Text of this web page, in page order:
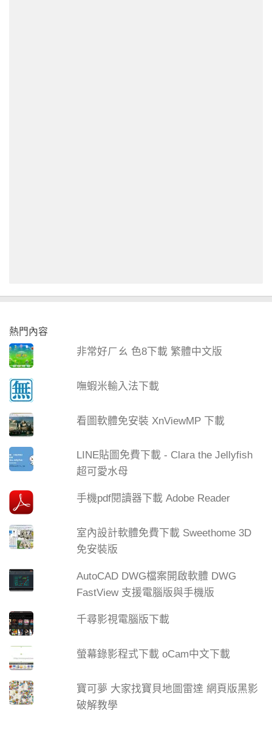
熱門內容
非常好ㄏㄠ 色8下載 繁體中文版
嘸蝦米輸入法下載
看圖軟體免安裝 XnViewMP 下載
LINE貼圖免費下載 - Clara the Jellyfish
超可愛水母
手機pdf閱讀器下載 Adobe Reader
室內設計軟體免費下載 Sweethome 3D
免安裝版
AutoCAD DWG檔案開啟軟體 DWG
FastView 支援電腦版與手機版
千尋影視電腦版下載
螢幕錄影程式下載 oCam中文下載
寶可夢 大家找寶貝地圖雷達 網頁版黑影
破解教學